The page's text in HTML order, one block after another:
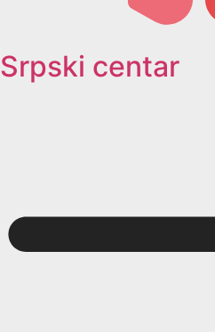
Srpski centar